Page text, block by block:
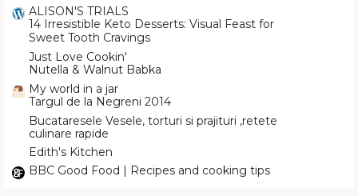
ALISON'S TRIALS
14 Irresistible Keto Desserts: Visual Feast for
Sweet Tooth Cravings
Just Love Cookin'
Nutella & Walnut Babka
My world in a jar
Targul de la Negreni 2014
Bucataresele Vesele, torturi si prajituri ,retete
culinare rapide
Edith's Kitchen
BBC Good Food | Recipes and cooking tips